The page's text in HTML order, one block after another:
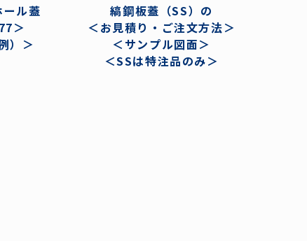
特定商取引法に基づく表記
ール蓋
＞
）＞
縞鋼板蓋（SS）の
＜お見積り・ご注文方法＞
＜サンプル図面＞
＜SSは特注品のみ＞